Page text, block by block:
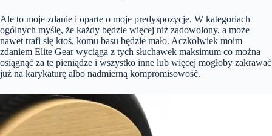
Ale to moje zdanie i oparte o moje predyspozycje. W kategoriach
ogólnych myślę, że każdy będzie więcej niż zadowolony, a może
nawet trafi się ktoś, komu basu będzie mało. Aczkolwiek moim
zdaniem Elite Gear wyciąga z tych słuchawek maksimum co można
osiągnąć za te pieniądze i wszystko inne lub więcej mogłoby zakrawać
już na karykaturę albo nadmierną kompromisowość.